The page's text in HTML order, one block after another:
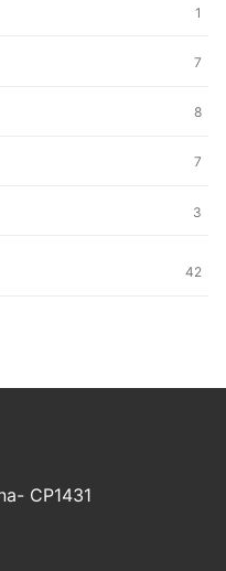
1
7
8
7
3
42
CP1431